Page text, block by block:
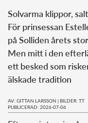
Solvarma klippor,
För prinsessan
på Solliden årets
Men mitt i den
ett besked som
älskade tradition
AV: GITTAN LARSSON | BILDER: TT
PUBLICERAD: 2026-07-06